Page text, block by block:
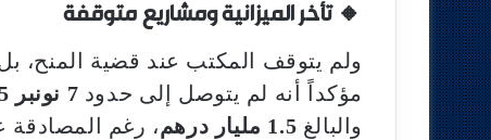
🔸 تأخر الميزانية ومشاريع متوقفة
ولم يتوقف المكتب عند قضية المنح، بل
مؤكداً أنه لم يتوصل إلى حدود 7 نونبر 2025
والبالغ 1.5 مليار درهم ، رغم المصادقة